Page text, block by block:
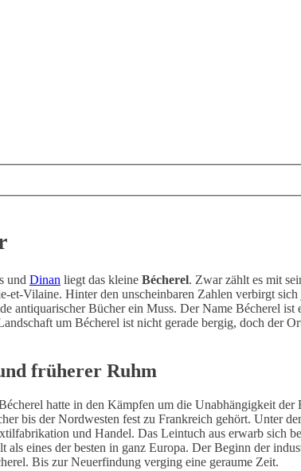
und Dinan liegt das kleine Bécherel. Zwar zählt es mit
et-Vilaine. Hinter den unscheinbaren Zahlen verbirgt
antiquarischer Bücher ein Muss. Der Name Bécherel
um Bécherel ist nicht gerade bergig, doch der
früherer Ruhm
hatte in den Kämpfen um die Unabhängigkeit
bis der Nordwesten fest zu Frankreich gehört. Unter
und Handel. Das Leintuch aus erwarb sich
als eines der besten in ganz Europa. Der Beginn der
Bis zur Neuerfindung verging eine geraume Zeit.